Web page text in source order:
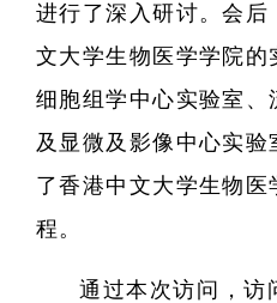
进行了深入研讨。会后
文大学生物医学学院
细胞组学中心实验室、
及显微及影像中心实
了香港中文大学生物
程。
通过本次访问，访